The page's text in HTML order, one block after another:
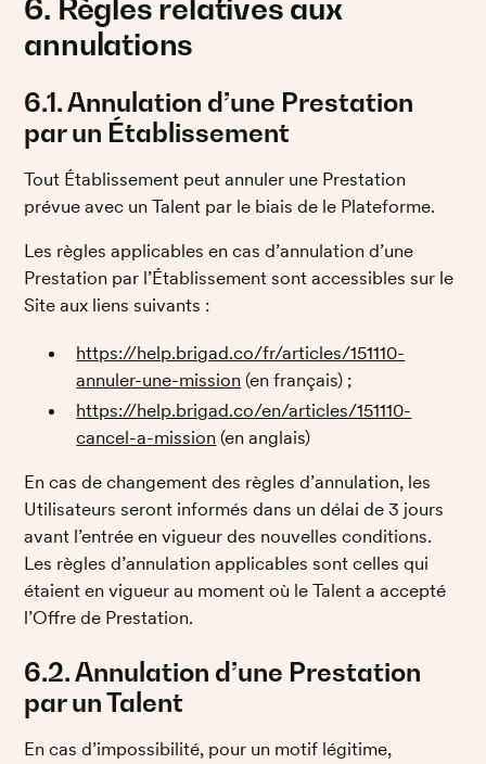
6. Règles relatives aux
annulations
6.1. Annulation d’une Prestation
par un Établissement
Tout Établissement peut annuler une Prestation
prévue avec un Talent par le biais de le Plateforme.
Les règles applicables en cas d’annulation d’une
Prestation par l’Établissement sont accessibles sur le
Site aux liens suivants :
https://help.brigad.co/fr/articles/151110-
annuler-une-mission (en français) ;
https://help.brigad.co/en/articles/151110-
cancel-a-mission (en anglais)
En cas de changement des règles d’annulation, les
Utilisateurs seront informés dans un délai de 3 jours
avant l’entrée en vigueur des nouvelles conditions.
Les règles d’annulation applicables sont celles qui
étaient en vigueur au moment où le Talent a accepté
l’Offre de Prestation.
6.2. Annulation d’une Prestation
par un Talent
En cas d’impossibilité, pour un motif légitime,